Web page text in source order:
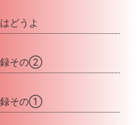
どうよ
録その②
録その①